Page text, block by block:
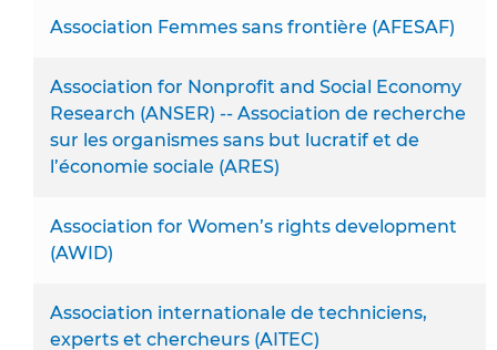
Association Femmes sans frontière (AFESAF)
Association for Nonprofit and Social Economy
Research (ANSER) -- Association de recherche
sur les organismes sans but lucratif et de
l’économie sociale (ARES)
Association for Women’s rights development
(AWID)
Association internationale de techniciens,
experts et chercheurs (AITEC)